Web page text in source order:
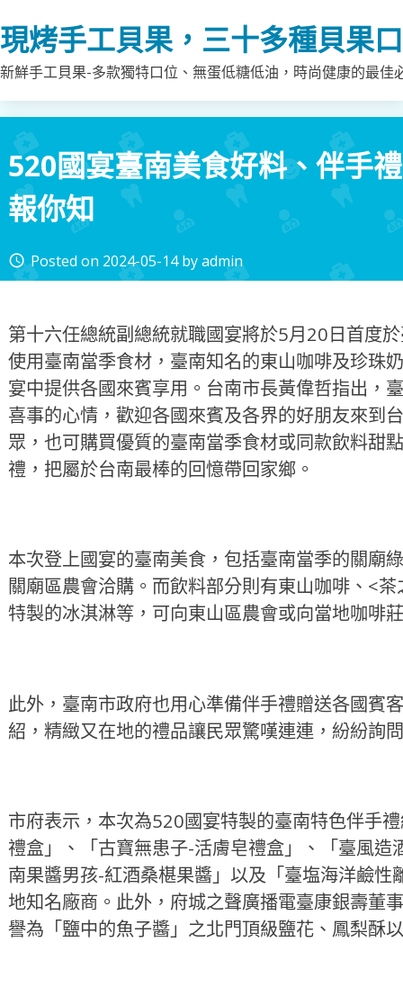
to
content
現烤手工貝果，三十多種貝果
新鮮手工貝果-多款獨特口位、無蛋低糖低油，時尚健康的最
520國宴臺南美食好料、伴手
報你知
access_time Posted on 2024-05-14byadmin
第十六任總統副總統就職國宴將於5月20日首度
使用臺南當季食材，臺南知名的東山咖啡及珍珠
宴中提供各國來賓享用。台南市長黃偉哲指出，
喜事的心情，歡迎各國來賓及各界的好朋友來到
眾，也可購買優質的臺南當季食材或同款飲料甜
禮，把屬於台南最棒的回憶帶回家鄉。
本次登上國宴的臺南美食，包括臺南當季的關廟
關廟區農會洽購。而飲料部分則有東山咖啡、<
特製的冰淇淋等，可向東山區農會或向當地咖啡
此外，臺南市政府也用心準備伴手禮贈送各國賓
紹，精緻又在地的禮品讓民眾驚嘆連連，紛紛詢
市府表示，本次為520國宴特製的臺南特色伴手
禮盒」、「古寶無患子-活膚皂禮盒」、「臺風造
南果醬男孩-紅酒桑椹果醬」以及「臺塩海洋鹼性
地知名廠商。此外，府城之聲廣播電臺康銀壽董
譽為「鹽中的魚子醬」之北門頂級鹽花、鳳梨酥